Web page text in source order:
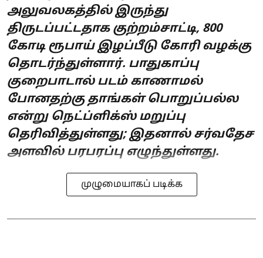
அலுவலகத்தில் இருந்து
திருடப்பட்டதாக குற்றம்சாட்டி, 800
கோடி ரூபாய் இழப்பீடு கோரி வழக்கு
தொடர்ந்துள்ளார். பாதுகாப்பு
குறைபாடால் படம் காணாமல்
போனதற்கு தாங்கள் பொறுப்பல்ல
என்று நெட்ப்ளிக்ஸ் மறுப்பு
தெரிவித்துள்ளது; இதனால் சர்வதேச
அளவில் பரபரப்பு எழுந்துள்ளது.
முழுமையாகப் படிக்க